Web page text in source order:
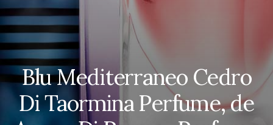
Blu Mediterraneo Cedro
Di Taormina Perfume, de